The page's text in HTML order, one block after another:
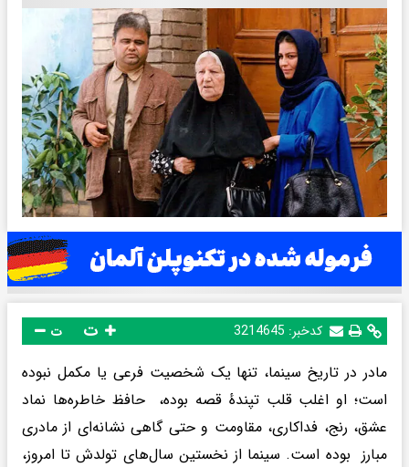
کدخبر: 3214645 ت
مادر در تاریخ سینما، تنها یک شخصیت فرعی یا مکمل نبوده
است؛ او اغلب قلب تپندهٔ قصه بوده، حافظ خاطره‌ها نماد
عشق، رنج، فداکاری، مقاومت و حتی گاهی نشانه‌ای از مادری
مبارز بوده است. سینما از نخستین سال‌های تولدش تا امروز،